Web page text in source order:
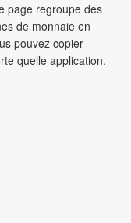
page regroupe des
de monnaie en
pouvez copier-
quelle application.